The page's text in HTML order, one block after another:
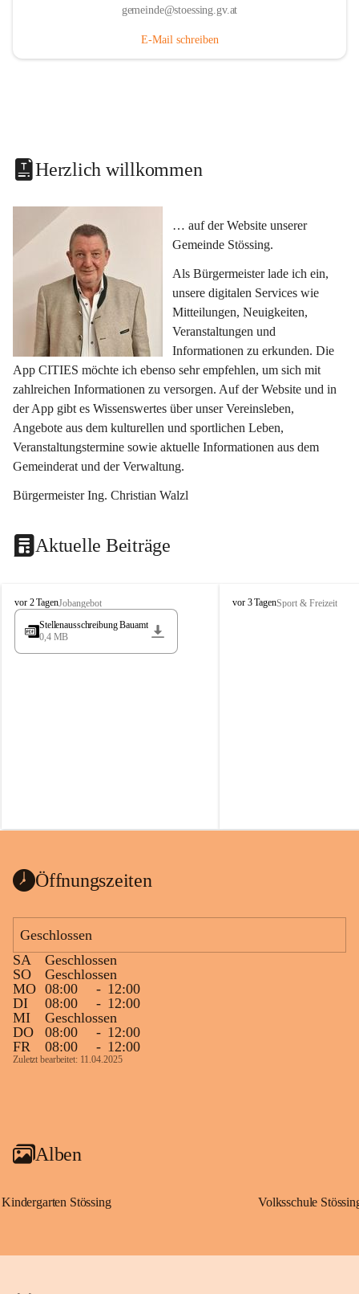
gemeinde@stoessing.gv.at
E-Mail schreiben
Herzlich willkommen
… auf der Website unserer
Gemeinde Stössing.
Als Bürgermeister lade ich ein,
unsere digitalen Services wie
Mitteilungen, Neuigkeiten,
Veranstaltungen und
Informationen zu erkunden. Die
App CITIES möchte ich ebenso sehr empfehlen, um sich mit
zahlreichen Informationen zu versorgen. Auf der Website und in
der App gibt es Wissenswertes über unser Vereinsleben,
Angebote aus dem kulturellen und sportlichen Leben,
Veranstaltungstermine sowie aktuelle Informationen aus dem
Gemeinderat und der Verwaltung.
Bürgermeister Ing. Christian Walzl
Aktuelle Beiträge
S
t
s
vor 2 TagenJobangebot
Stellenausschreibung Bauamt
0,4 MB
S
vor 3 TagenSport & Freizeit
Öffnungszeiten
Geschlossen
SA
Geschlossen
SO
Geschlossen
MO 08:00 - 12:00
DI
08:00 - 12:00
MI
Geschlossen
DO
08:00 - 12:00
FR
08:00 - 12:00
Zuletzt bearbeitet: 11.04.2025
Alben
Kindergarten Stössing Volksschule